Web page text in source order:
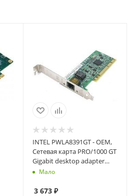
INTEL PWLA8391GT - OEM,
Сетевая карта PRO/1000 GT
Gigabit desktop adapter
(864968)
Мало
3 673₽